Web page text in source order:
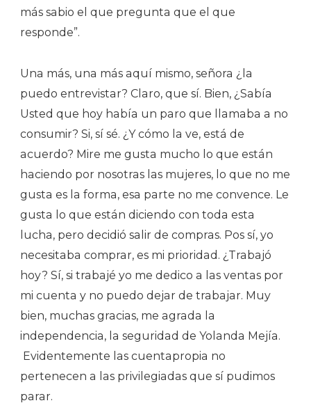
más sabio el que pregunta que el que
responde”.
Una más, una más aquí mismo, señora ¿la
puedo entrevistar? Claro, que sí. Bien, ¿Sabía
Usted que hoy había un paro que llamaba a no
consumir? Si, sí sé. ¿Y cómo la ve, está de
acuerdo? Mire me gusta mucho lo que están
haciendo por nosotras las mujeres, lo que no me
gusta es la forma, esa parte no me convence. Le
gusta lo que están diciendo con toda esta
lucha, pero decidió salir de compras. Pos sí, yo
necesitaba comprar, es mi prioridad. ¿Trabajó
hoy? Sí, si trabajé yo me dedico a las ventas por
mi cuenta y no puedo dejar de trabajar. Muy
bien, muchas gracias, me agrada la
independencia, la seguridad de Yolanda Mejía.
Evidentemente las cuentapropia no
pertenecen a las privilegiadas que sí pudimos
parar.